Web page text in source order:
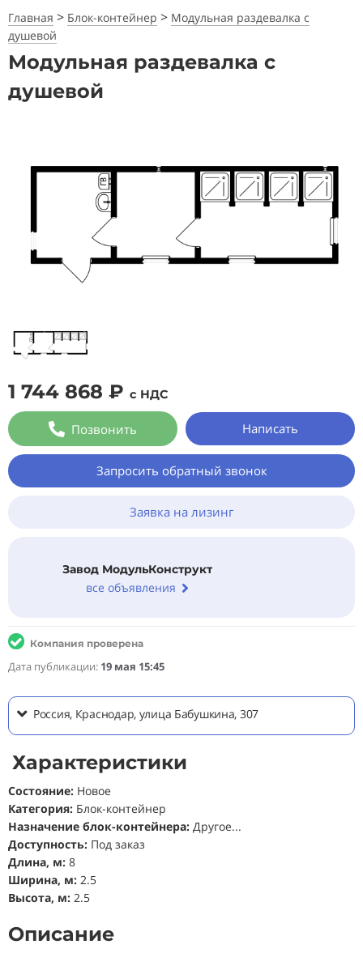
Главная > Блок-контейнер > Модульная раздевалка с
душевой
Модульная раздевалка с
душевой
1 744 868 ₽ с НДС
Позвонить Написать
Запросить обратный звонок
Заявка на лизинг
Завод МодульКонструкт
все объявления
Компания проверена
Дата публикации: 19 мая 15:45
Россия, Краснодар, улица Бабушкина, 307
Характеристики
Состояние: Новое
Категория: Блок-контейнер
Назначение блок-контейнера: Другое...
Доступность: Под заказ
Длина, м: 8
Ширина, м: 2.5
Высота, м: 2.5
Описание